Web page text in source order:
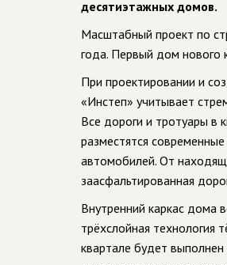
десятиэтажных домов.
Масштабный проект по
года. Первый дом нового
При проектировании и
«Инстеп» учитывает
Все дороги и тротуары в
разместятся
автомобилей. От
заасфальтированная
Внутренний каркас дома
трёхслойная технология
квартале будет